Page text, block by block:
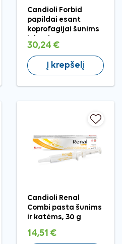
Candioli Forbid
papildai esant
koprofagijai šunims
30,24 €
Į krepšelį
Candioli Renal
Combi pasta šunims
ir katėms, 30 g
14,51 €